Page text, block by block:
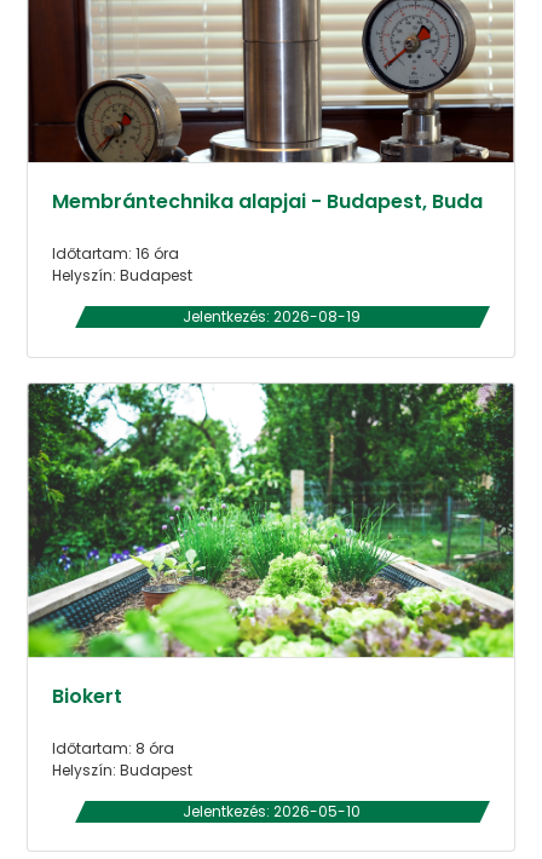
Membrántechnika alapjai - Budapest, Buda
Időtartam: 16 óra
Helyszín: Budapest
Jelentkezés: 2026-08-19
Biokert
Időtartam: 8 óra
Helyszín: Budapest
Jelentkezés: 2026-05-10